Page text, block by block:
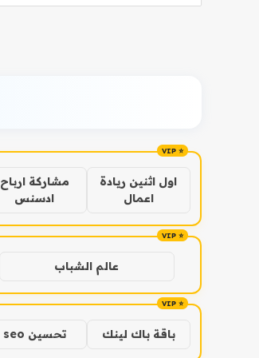
اول اثنين ريادة
اعمال
مشاركة ارباح
ادسنس
عالم الشباب
باقة باك لينك تحسين seo